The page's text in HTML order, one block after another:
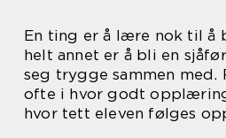
En ting er å lære nok til å
helt annet er å bli en
seg trygge sammen
ofte i hvor godt
hvor tett eleven følges